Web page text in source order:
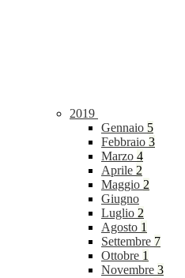
2019
Gennaio 5
Febbraio 3
Marzo 4
Aprile 2
Maggio 2
Giugno
Luglio 2
Agosto 1
Settembre 7
Ottobre 1
Novembre 3